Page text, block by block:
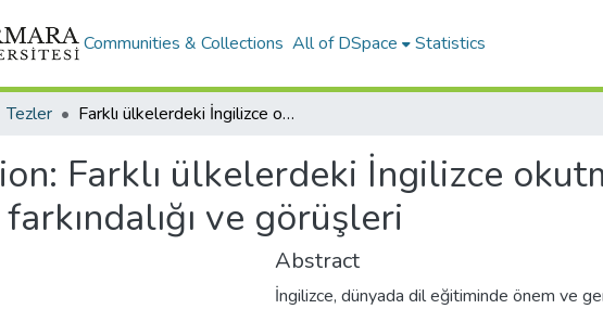
Communities & Collections All of DSpace Statistics
Tezler Farklı ülkelerdeki İngilizce okutmanlarının ortak dil olarak İngilizce farkındalığı ve görüşleri
Farklı ülkelerdeki İngilizce
ve görüşleri
Abstract
İngilizce, dünyada dil eğitiminde önem ve